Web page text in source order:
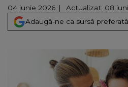
04 iunie 2026
Actualizat: 08
Adaugă-ne ca sursă